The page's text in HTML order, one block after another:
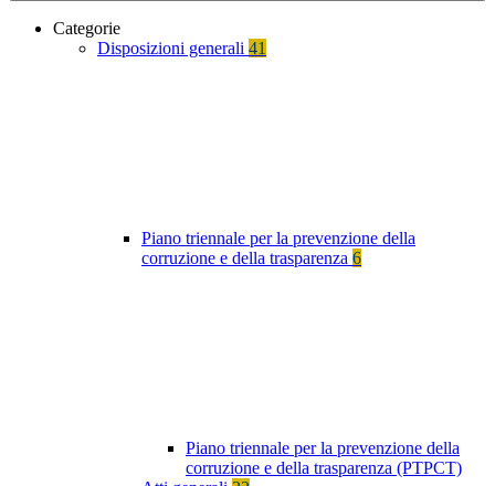
Categorie
Disposizioni generali 41
Piano triennale per la prevenzione della
corruzione e della trasparenza 6
Piano triennale per la prevenzione della
corruzione e della trasparenza (PTPCT)